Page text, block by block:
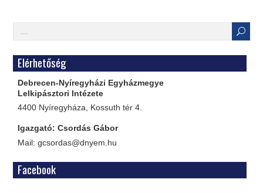
Elérhetőség
Debrecen-Nyíregyházi Egyházmegye
Lelkipásztori Intézete
4400 Nyíregyháza, Kossuth tér 4.
Igazgató: Csordás Gábor
Mail: gcsordas@dnyem.hu
Facebook